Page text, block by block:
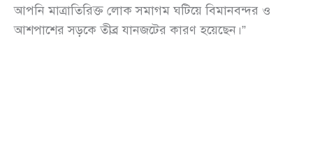
আপনি মাত্রাতিরিক্ত লোক সমাগম ঘটিয়ে বিমানবন্দর ও
আশপাশের সড়কে তীব্র যানজটের কারণ হয়েছেন।”